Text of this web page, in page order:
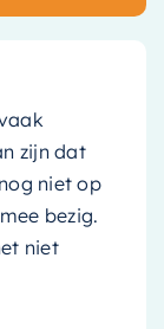
zijn dat
niet op
bezig.
niet